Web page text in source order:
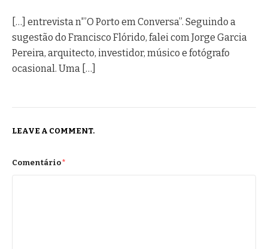
a
t
i
o
[…] entrevista n'”O Porto em Conversa”. Seguindo a
sugestão do Francisco Flórido, falei com Jorge Garcia
Pereira, arquitecto, investidor, músico e fotógrafo
ocasional. Uma […]
LEAVE A COMMENT.
Comentário*